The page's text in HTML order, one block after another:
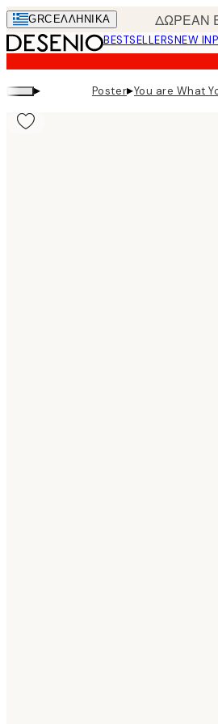
Skip
to
main
content.
GRC ΕΛΛΗΝΙΚΆ ΔΩΡΕΑΝ
BESTSELLERSNEW IN
▸ Poster▸You are What